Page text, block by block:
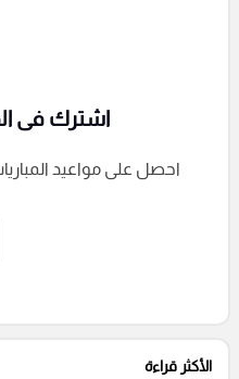
اشترك فى
احصل على مواعيد
الأكثر قراءة